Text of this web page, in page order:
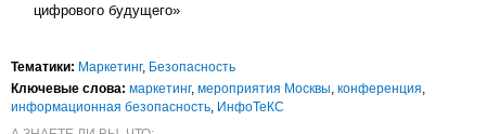
цифрового будущего»
Тематики: Маркетинг, Безопасность
Ключевые слова: маркетинг, мероприятия Москвы конференция
информационная безопасность ИнфоТеКС